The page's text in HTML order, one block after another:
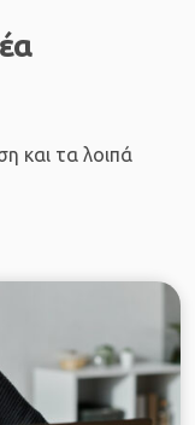
και τα λοιπά